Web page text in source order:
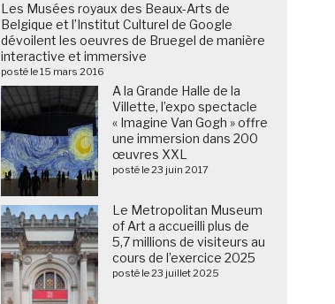
Les Musées royaux des Beaux-Arts de
Belgique et l’Institut Culturel de Google
dévoilent les oeuvres de Bruegel de manière
interactive et immersive
posté le 15 mars 2016
A la Grande Halle de la
Villette, l’expo spectacle
« Imagine Van Gogh » offre
une immersion dans 200
œuvres XXL
posté le 23 juin 2017
Le Metropolitan Museum
of Art a accueilli plus de
5,7 millions de visiteurs au
cours de l’exercice 2025
posté le 23 juillet 2025